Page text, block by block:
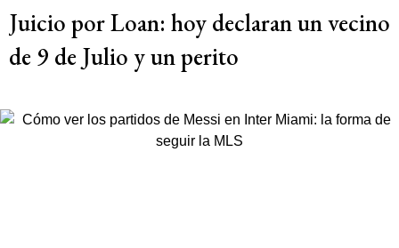
Juicio por Loan: hoy declaran un vecino
de 9 de Julio y un perito